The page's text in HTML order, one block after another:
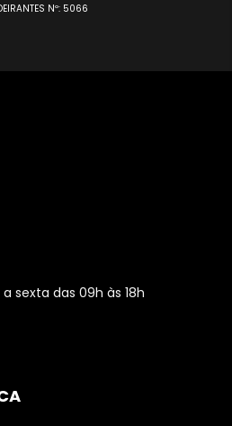
Nº: 5066
sexta das 09h às 18h